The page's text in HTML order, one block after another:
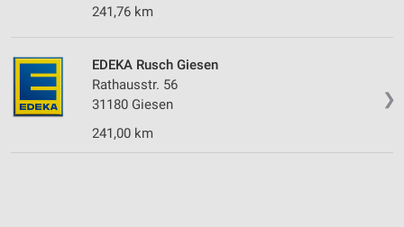
241,76 km
❯
EDEKA Rusch Giesen
Rathausstr. 56
31180 Giesen
241,00 km